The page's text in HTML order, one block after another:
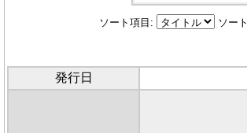
ソート項目: ソー
発行日